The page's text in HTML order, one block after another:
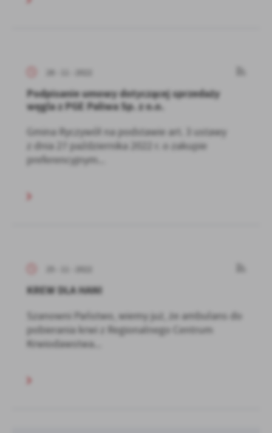
28 - 11 - 2022
Podpisanie umowy dotyczącej sprzedaży
węgla z PGE Paliwa Sp. z o.o.
Gmina Ryczywół na podstawie art. 3 ustawy
z dnia 27 października 2022 r. o zakupie
preferencyjnym...
KREW DLA HANI
Szanowni Państwo, wiemy już, że ambulans do
pobierania krwi z Regionalnego Centrum
Krwiodawstwa...